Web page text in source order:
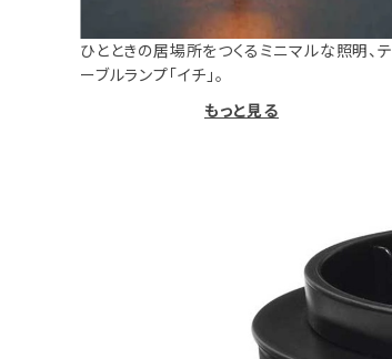
ひとときの居場所をつくるミニマルな照明、テ
ーブルランプ「イチ」。
もっと見る